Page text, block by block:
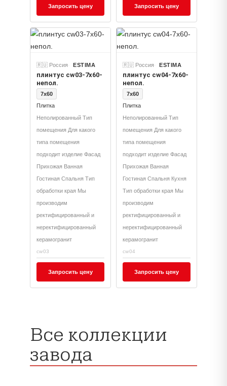
Запросить цену Запросить цену
🇷🇺 Россия ESTIMA
плинтус cw03-7x60-
непол.
7x60
Плитка
Неполированный Тип
помещения Для какого
типа помещения
подходит изделие Фасад
Прихожая Ванная
Гостиная Спальня Тип
обработки края Мы
производим
ректифицированный и
неректифицированный
керамогранит
cw03
Запросить цену
🇷🇺 Россия ESTIMA
плинтус cw04-7x60-
непол.
7x60
Плитка
Неполированный Тип
помещения Для какого
типа помещения
подходит изделие Фасад
Прихожая Ванная
Гостиная Спальня Кухня
Тип обработки края Мы
производим
ректифицированный и
неректифицированный
керамогранит
cw04
Запросить цену
Все коллекции
завода